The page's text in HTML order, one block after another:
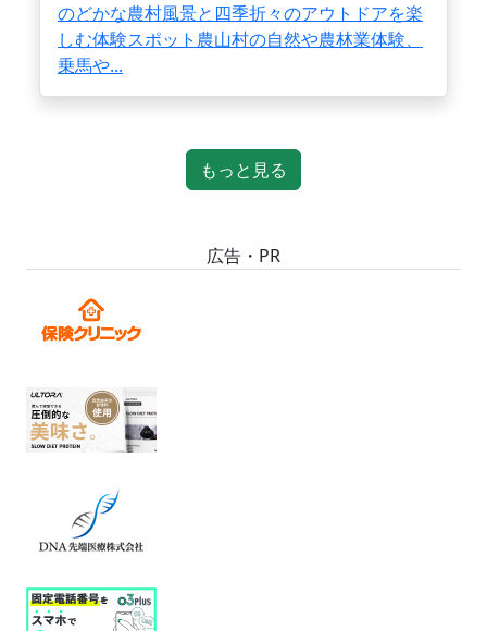
のどかな農村風景と四季折々のアウトドアを楽
しむ体験スポット農山村の自然や農林業体験、
乗馬や...
もっと見る
広告・PR